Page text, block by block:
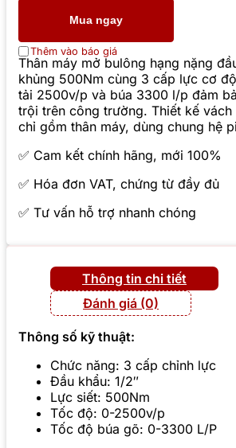
Mua ngay
Thêm vào báo giá
Thân máy mở bulông hạng nặng
khủng 500Nm cùng 3 cấp lực cơ
tải 2500v/p và búa 3300 l/p đảm
trội trên công trường. Thiết kế
chỉ gồm thân máy, dùng chung hệ
✅ Cam kết chính hãng, mới 100%
✅ Hóa đơn VAT, chứng từ đầy đủ
✅ Tư vấn hỗ trợ nhanh chóng
Thông tin chi tiết
Đánh giá (0)
Thông số kỹ thuật:
Chức năng: 3 cấp chỉnh lực
Đầu khẩu: 1/2″
Lực siết: 500Nm
Tốc độ: 0-2500v/p
Tốc độ búa gõ: 0-3300 L/P